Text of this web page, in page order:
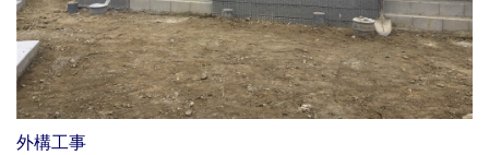
外構工事